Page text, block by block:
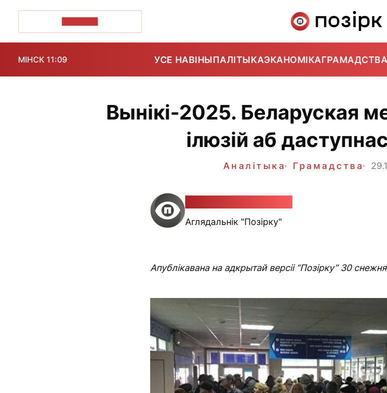
МІНСК 11:09 УСЕ НАВІНЫПАЛІТЫКАЭКАНОМІКАГРАМАДСТВА
Вынікі-2025. Беларуская
ілюзій аб
Аналітыка Грамадства
Аглядальнік "Позірку"
Апублікавана на адкрытай версіі “Позірку” 30